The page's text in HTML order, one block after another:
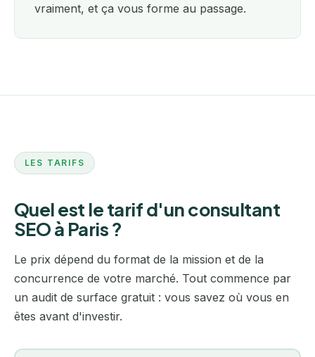
vraiment, et ça vous forme au passage.
LES TARIFS
Quel est le tarif d'un consultant
SEO à Paris ?
Le prix dépend du format de la mission et de la
concurrence de votre marché. Tout commence par
un audit de surface gratuit : vous savez où vous en
êtes avant d'investir.